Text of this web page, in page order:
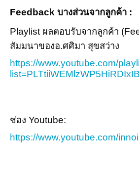
Feedback บางส่วนจากลูกค้า :
Playlist ผลตอบรับจากลูกค้า
สัมมนาของอ.ศศิมา สุขสว่าง
https://www.youtube.com/
ช่อง Youtube:
https://www.youtube.com/